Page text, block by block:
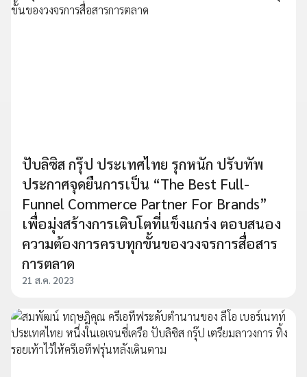
ปับลิซิส กรุ๊ป ประเทศไทย รุกหนัก ปรับทัพ
ประกาศจุดยืนการเป็น “The Best Full-
Funnel Commerce Partner For Brands”
เพื่อมุ่งสร้างการเติบโตที่แข็งแกร่ง ตอบสนอง
ความต้องการครบทุกขั้นของวงจรการสื่อสาร
การตลาด
21 ส.ค. 2023